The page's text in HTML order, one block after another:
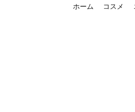
ホーム コスメ